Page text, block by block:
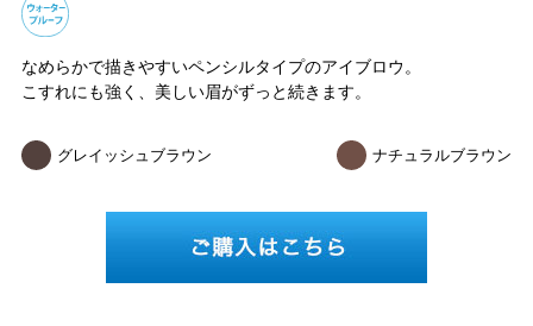
なめらかで描きやすいペンシルタイプのアイブロウ。
こすれにも強く、美しい眉がずっと続きます。
グレイッシュブラウン ナチュラルブラウン